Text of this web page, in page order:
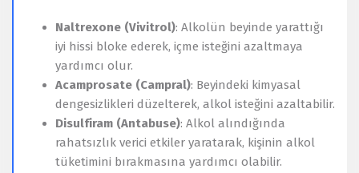
Naltrexone (Vivitrol): Alkolün beyinde yarattığı
iyi hissi bloke ederek, içme isteğini azaltmaya
yardımcı olur.
Acamprosate (Campral): Beyindeki kimyasal
dengesizlikleri düzelterek, alkol isteğini azaltabilir.
Disulfiram (Antabuse): Alkol alındığında
rahatsızlık verici etkiler yaratarak, kişinin alkol
tüketimini bırakmasına yardımcı olabilir.